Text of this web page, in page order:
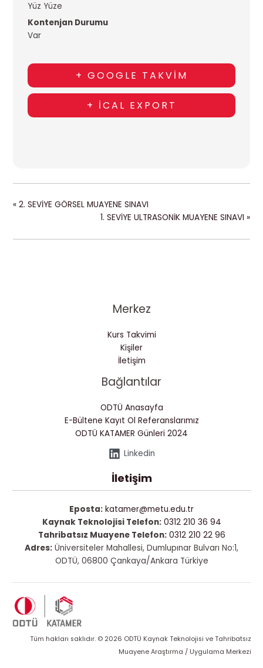
Yüz Yüze
Kontenjan Durumu
Var
+ GOOGLE TAKVIM
+ ICAL EXPORT
« 2. SEVİYE GÖRSEL MUAYENE SINAVI
1. SEVİYE ULTRASONİK MUAYENE SINAVI »
Merkez
Kurs Takvimi
Kişiler
İletişim
Bağlantılar
ODTÜ Anasayfa
E-Bültene Kayıt Ol Referanslarımız
ODTÜ KATAMER Günleri 2024
Linkedin
İletişim
Eposta: katamer@metu.edu.tr
Kaynak Teknolojisi Telefon: 0312 210 36 94
Tahribatsız Muayene Telefon: 0312 210 22 96
Adres: Üniversiteler Mahallesi, Dumlupınar Bulvarı No:1,
ODTÜ, 06800 Çankaya/Ankara Türkiye
Tüm hakları saklıdır. © 2026 ODTÜ Kaynak Teknolojisi ve Tahribatsız
Muayene Araştırma / Uygulama Merkezi